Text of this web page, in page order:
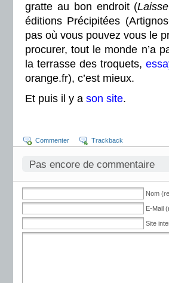
gratte au bon endroit (
éditions Précipitées
pas où vous pouvez vous le
procurer, tout le monde n’a
la terrasse des troquets,
orange.fr), c’est mieux.
Et puis il y a son site.
Commenter Trackback
Pas encore de commentaire
Nom
E-Mail
Site